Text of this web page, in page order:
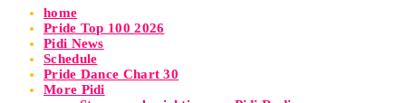
home
Pride Top 100 2026
Pidi News
Schedule
Pride Dance Chart 30
More Pidi